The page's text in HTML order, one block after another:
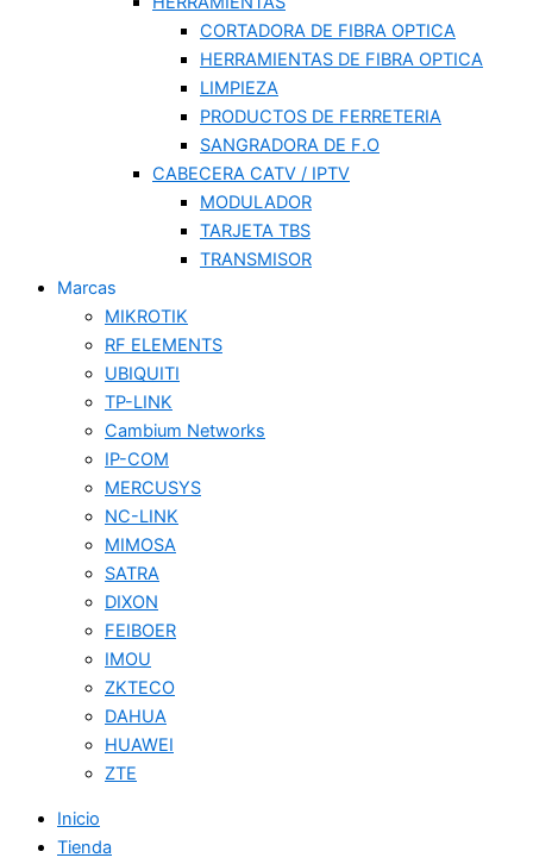
CORTADORA DE FIBRA OPTICA
HERRAMIENTAS DE FIBRA OPTICA
LIMPIEZA
PRODUCTOS DE FERRETERIA
SANGRADORA DE F.O
CABECERA CATV / IPTV
MODULADOR
TARJETA TBS
TRANSMISOR
Marcas
MIKROTIK
RF ELEMENTS
UBIQUITI
TP-LINK
Cambium Networks
IP-COM
MERCUSYS
NC-LINK
MIMOSA
SATRA
DIXON
FEIBOER
IMOU
ZKTECO
DAHUA
HUAWEI
ZTE
Inicio
Tienda